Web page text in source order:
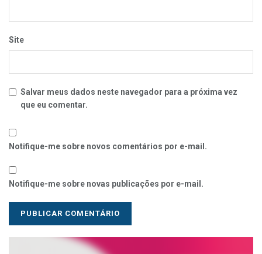
Site
Salvar meus dados neste navegador para a próxima vez
que eu comentar.
Notifique-me sobre novos comentários por e-mail.
Notifique-me sobre novas publicações por e-mail.